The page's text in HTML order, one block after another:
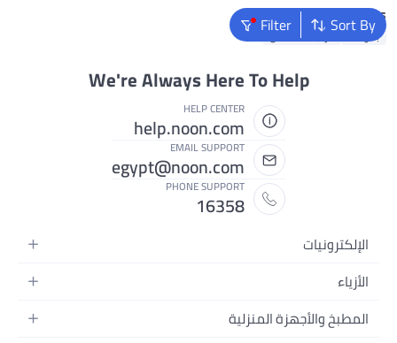
Sort By
FilterPopular Searches
بالونات دراجة للأطفال
We're Always Here To Help
HELP CENTER
help.noon.com
EMAIL SUPPORT
egypt@noon.com
PHONE SUPPORT
16358
الإلكترونيات
الهواتف المتحركة
أجهزة الكمبيوتر المحمولة
الأزياء
أزياء نسائية
المطبخ والأجهزة المنزلية